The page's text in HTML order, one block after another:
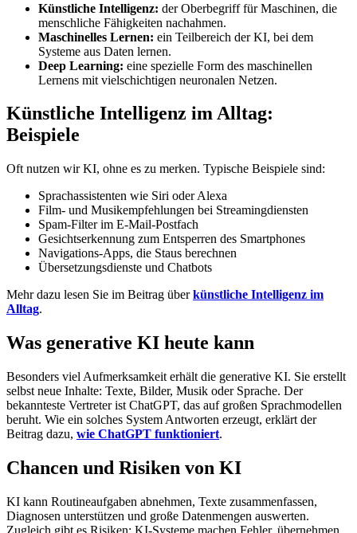
Künstliche Intelligenz: der Oberbegriff für Maschinen, die
menschliche Fähigkeiten nachahmen.
Maschinelles Lernen: ein Teilbereich der KI, bei dem
Systeme aus Daten lernen.
Deep Learning: eine spezielle Form des maschinellen
Lernens mit vielschichtigen neuronalen Netzen.
Künstliche Intelligenz im Alltag:
Beispiele
Oft nutzen wir KI, ohne es zu merken. Typische Beispiele sind:
Sprachassistenten wie Siri oder Alexa
Film- und Musikempfehlungen bei Streamingdiensten
Spam-Filter im E-Mail-Postfach
Gesichtserkennung zum Entsperren des Smartphones
Navigations-Apps, die Staus berechnen
Übersetzungsdienste und Chatbots
Mehr dazu lesen Sie im Beitrag überkünstliche Intelligenz im
Alltag.
Was generative KI heute kann
Besonders viel Aufmerksamkeit erhält die generative KI. Sie erstellt
selbst neue Inhalte: Texte, Bilder, Musik oder Sprache. Der
bekannteste Vertreter ist ChatGPT, das auf großen Sprachmodellen
beruht. Wie ein solches System Antworten erzeugt, erklärt der
Beitrag dazu, wie ChatGPT funktioniert.
Chancen und Risiken von KI
KI kann Routineaufgaben abnehmen, Texte zusammenfassen,
Diagnosen unterstützen und große Datenmengen auswerten.
Zugleich gibt es Risiken: KI-Systeme machen Fehler, übernehmen